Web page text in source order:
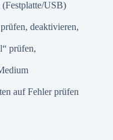
USB)
deaktivieren,
prüfen,
auf Fehler prüfen